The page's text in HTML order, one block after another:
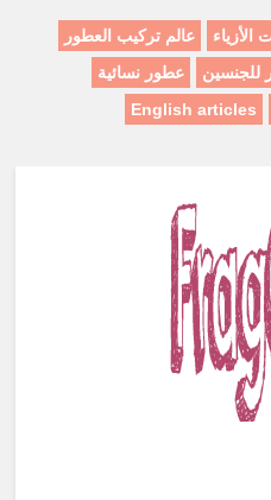
الأزياء
عالم تركيب العطور
للجنسين
عطور نسائية
English articles